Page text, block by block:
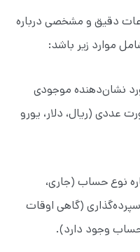
دقیق و مشخصی درباره
موارد زیر باشد:
نشان‌دهنده موجودی
عددی (ریال، دلار، یورو
نوع حساب (جاری،
(گاهی اوقات